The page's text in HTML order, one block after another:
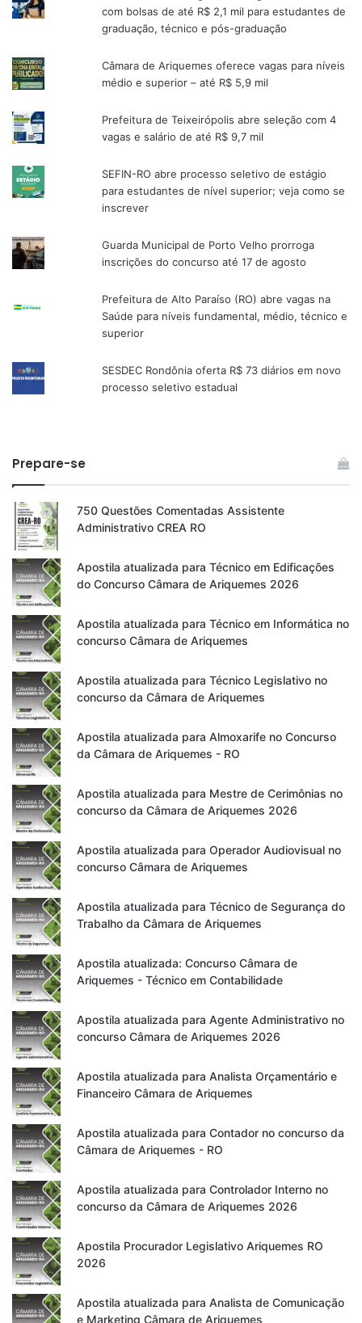
com bolsas de até R$ 2,1 mil para estudantes de
graduação, técnico e pós-graduação
Câmara de Ariquemes oferece vagas para níveis
médio e superior – até R$ 5,9 mil
Prefeitura de Teixeirópolis abre seleção com 4
vagas e salário de até R$ 9,7 mil
SEFIN-RO abre processo seletivo de estágio
para estudantes de nível superior; veja como se
inscrever
Guarda Municipal de Porto Velho prorroga
inscrições do concurso até 17 de agosto
Prefeitura de Alto Paraíso (RO) abre vagas na
Saúde para níveis fundamental, médio, técnico e
superior
SESDEC Rondônia oferta R$ 73 diários em novo
processo seletivo estadual
Prepare-se
750 Questões Comentadas Assistente
Administrativo CREA RO
Apostila atualizada para Técnico em Edificações
do Concurso Câmara de Ariquemes 2026
Apostila atualizada para Técnico em Informática no
concurso Câmara de Ariquemes
Apostila atualizada para Técnico Legislativo no
concurso da Câmara de Ariquemes
Apostila atualizada para Almoxarife no Concurso
da Câmara de Ariquemes - RO
Apostila atualizada para Mestre de Cerimônias no
concurso da Câmara de Ariquemes 2026
Apostila atualizada para Operador Audiovisual no
concurso Câmara de Ariquemes
Apostila atualizada para Técnico de Segurança do
Trabalho da Câmara de Ariquemes
Apostila atualizada: Concurso Câmara de
Ariquemes - Técnico em Contabilidade
Apostila atualizada para Agente Administrativo no
concurso Câmara de Ariquemes 2026
Apostila atualizada para Analista Orçamentário e
Financeiro Câmara de Ariquemes
Apostila atualizada para Contador no concurso da
Câmara de Ariquemes - RO
Apostila atualizada para Controlador Interno no
concurso da Câmara de Ariquemes 2026
Apostila Procurador Legislativo Ariquemes RO
2026
Apostila atualizada para Analista de Comunicação
e Marketing Câmara de Ariquemes